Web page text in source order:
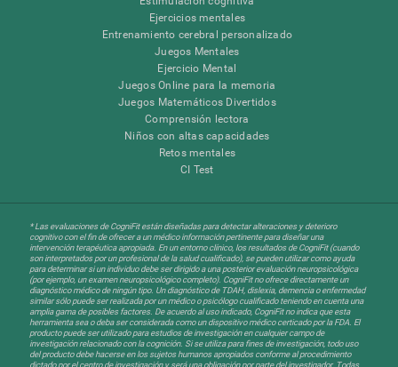
Ejercicios mentales
Entrenamiento cerebral personalizado
Juegos Mentales
Ejercicio Mental
Juegos Online para la memoria
Juegos Matemáticos Divertidos
Comprensión lectora
Niños con altas capacidades
Retos mentales
CI Test
* Las evaluaciones de CogniFit están diseñadas para detectar alteraciones y deterioro
cognitivo con el fin de ofrecer a un médico información pertinente para diseñar una
intervención terapéutica apropiada. En un entorno clínico, los resultados de CogniFit (cuando
son interpretados por un profesional de la salud cualificado), se pueden utilizar como ayuda
para determinar si un individuo debe ser dirigido a una posterior evaluación neuropsicológica
(por ejemplo, un examen neuropsicológico completo). CogniFit no ofrece directamente un
diagnóstico médico de ningún tipo. Un diagnóstico de TDAH, dislexia, demencia o enfermedad
similar sólo puede ser realizada por un médico o psicólogo cualificado teniendo en cuenta una
amplia gama de posibles factores. De acuerdo al uso indicado, CogniFit no indica que esta
herramienta sea o deba ser considerada como un dispositivo médico certicado por la FDA. El
producto puede ser utilizado para estudios de investigación en cualquier campo de
investigación relacionado con la cognición. Si se utiliza para fines de investigación, todo uso
del producto debe hacerse en los sujetos humanos apropiados conforme al procedimiento
dictado por el centro de investigación y será una obligación por parte del investigador. Todas